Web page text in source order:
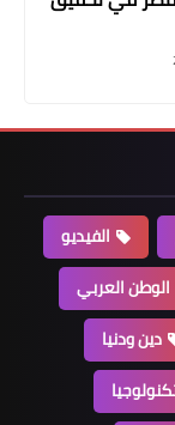
الفيديو
الوطن العربي
دين ودنيا